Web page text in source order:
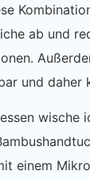
ab und
und daher
wische
einem